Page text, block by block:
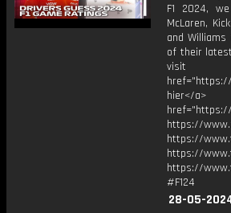
F1 2024,
McLaren,
and
of their
visit
hier</
https://
https://
https://
https://
#F124
28-05-